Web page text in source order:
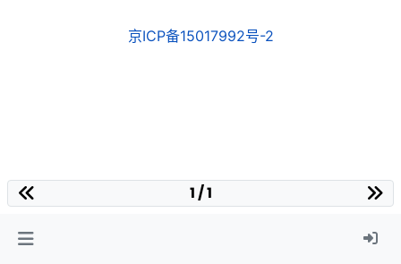
京ICP备15017992号-2
1 / 1